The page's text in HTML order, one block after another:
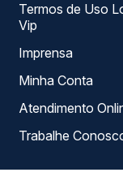
Termos de Uso Louge
Vip
Imprensa
Minha Conta
Atendimento
Trabalhe